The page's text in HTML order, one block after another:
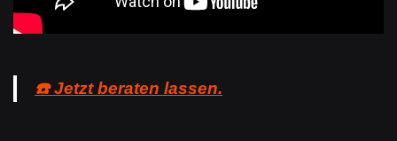
☎️ Jetzt beraten lassen.